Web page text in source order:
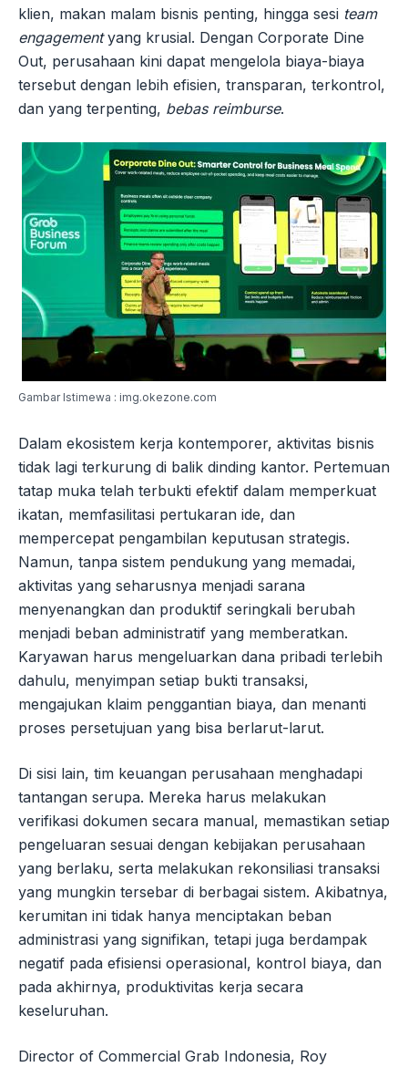
klien, makan malam bisnis penting, hingga sesi team
engagementyang krusial. Dengan Corporate Dine
Out, perusahaan kini dapat mengelola biaya-biaya
tersebut dengan lebih efisien, transparan, terkontrol,
dan yang terpenting, bebas reimburse.
Gambar Istimewa : img.okezone.com
Dalam ekosistem kerja kontemporer, aktivitas bisnis
tidak lagi terkurung di balik dinding kantor. Pertemuan
tatap muka telah terbukti efektif dalam memperkuat
ikatan, memfasilitasi pertukaran ide, dan
mempercepat pengambilan keputusan strategis.
Namun, tanpa sistem pendukung yang memadai,
aktivitas yang seharusnya menjadi sarana
menyenangkan dan produktif seringkali berubah
menjadi beban administratif yang memberatkan.
Karyawan harus mengeluarkan dana pribadi terlebih
dahulu, menyimpan setiap bukti transaksi,
mengajukan klaim penggantian biaya, dan menanti
proses persetujuan yang bisa berlarut-larut.
Di sisi lain, tim keuangan perusahaan menghadapi
tantangan serupa. Mereka harus melakukan
verifikasi dokumen secara manual, memastikan setiap
pengeluaran sesuai dengan kebijakan perusahaan
yang berlaku, serta melakukan rekonsiliasi transaksi
yang mungkin tersebar di berbagai sistem. Akibatnya,
kerumitan ini tidak hanya menciptakan beban
administrasi yang signifikan, tetapi juga berdampak
negatif pada efisiensi operasional, kontrol biaya, dan
pada akhirnya, produktivitas kerja secara
keseluruhan.
Director of Commercial Grab Indonesia, Roy